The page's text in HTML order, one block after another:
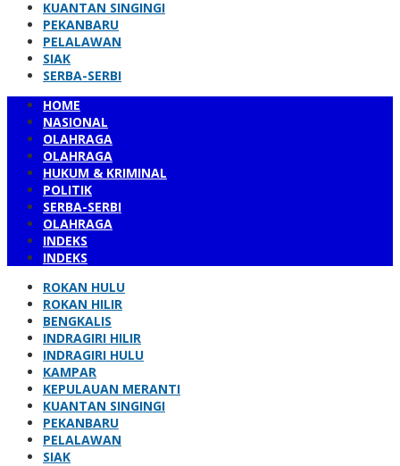
KUANTAN SINGINGI
PEKANBARU
PELALAWAN
SIAK
SERBA-SERBI
HOME
NASIONAL
OLAHRAGA
OLAHRAGA
HUKUM & KRIMINAL
POLITIK
SERBA-SERBI
OLAHRAGA
INDEKS
INDEKS
ROKAN HULU
ROKAN HILIR
BENGKALIS
INDRAGIRI HILIR
INDRAGIRI HULU
KAMPAR
KEPULAUAN MERANTI
KUANTAN SINGINGI
PEKANBARU
PELALAWAN
SIAK